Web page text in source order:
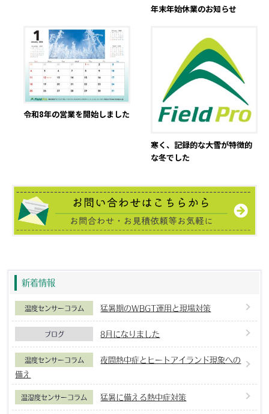
年末年始休業のお知らせ
令和8年の営業を開始しました
寒く、記録的な大雪が特徴的
な冬でした
新着情報
温度センサーコラム 猛暑期のWBGT運用と現場対策
ブログ 8月になりました
温度センサーコラム
夜間熱中症とヒートアイランド現象への
備え
温湿度センサーコラム 猛暑に備える熱中症対策